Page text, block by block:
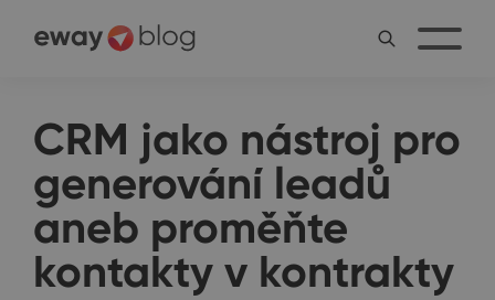
CRM jako nástroj pro
generování leadů
aneb proměňte
kontakty v kontrakty